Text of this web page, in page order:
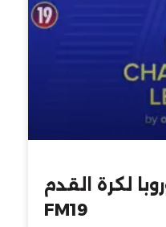
لكرة القدم
FM19